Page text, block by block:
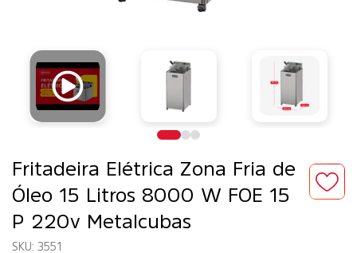
Fritadeira Elétrica Zona Fria de
Óleo 15 Litros 8000 W FOE 15
P 220v Metalcubas
3551